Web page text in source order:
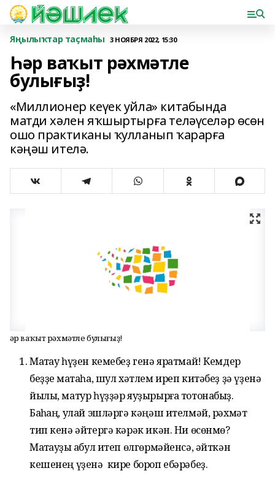
Яңылыҡтар таҫмаһы 3 НОЯБРЯ 2022, 15:30
Һәр ваҡыт рәхмәтле
булығыҙ!
«Миллионер кеүек уйла» китабында
матди хәлен яҡшыртырға теләүселәр өсөн
ошо практиканы ҡулланып ҡарарға
кәңәш ителә.
Һәр ваҡыт рәхмәтле булығыҙ!
Маҡтау һүҙен кемебеҙ генә яратмай! Кемдер
беҙҙе маҡтаһа, шул хәтлем иреп китәбеҙ ҙә үҙенә
йылы, матур һүҙҙәр яуҙырырға тотонабыҙ.
Баҡһаң, улай эшләргә кәңәш ителмәй, рәхмәт
тип кенә әйтергә кәрәк икән. Ни өсөнмө?
Маҡтауҙы ҡабул итеп өлгөрмәйенсә, әйткән
кешенең үҙенә кире бороп ебәрәбеҙ.